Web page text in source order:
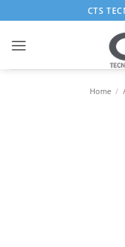
ai
contenuti
CTS
Home /